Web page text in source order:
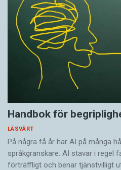
Handbok för
LÄSVÄRT
På några få år har AI på många
språkgranskare. AI stavar i regel
förträffligt och benar tjänstvilligt